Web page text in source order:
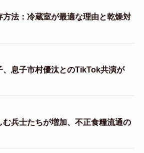
方法：冷蔵室が最適な理由と乾燥対
、息子市村優汰とのTikTok共演が
兵士たちが増加、不正食糧流通の